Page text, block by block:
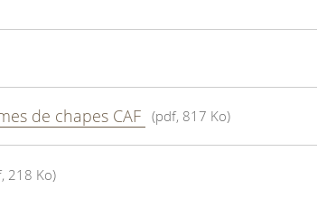
de chapes CAF (pdf, 817 Ko)
218 Ko)